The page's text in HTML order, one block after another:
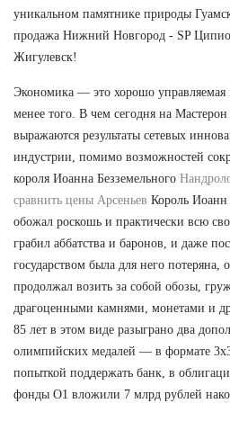
уникальном памятнике природы
продажа Нижний Новгород - SP
Жигулевск!
Экономика — это хорошо
менее того. В чем сегодня на
выражаются результаты сетевых
индустрии, помимо возможностей
короля Иоанна Безземельного
сравнить цены Арсеньев Король Иоанн
обожал роскошь и практически всю
грабил аббатства и баронов, и даже
государством была для него потеряна,
продолжал возить за собой обозы,
драгоценными камнями, монетами и
85 лет в этом виде разыграно два
олимпийских медалей — в формате
попыткой поддержать банк, в
фонды О1 вложили 7 млрд рублей